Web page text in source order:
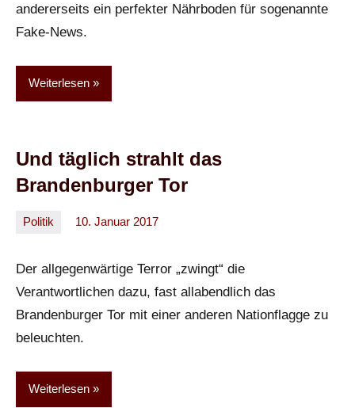
andererseits ein perfekter Nährboden für sogenannte
Fake-News.
Weiterlesen
Und täglich strahlt das
Brandenburger Tor
Politik 10. Januar 2017
Der allgegenwärtige Terror „zwingt“ die
Verantwortlichen dazu, fast allabendlich das
Brandenburger Tor mit einer anderen Nationflagge zu
beleuchten.
Weiterlesen